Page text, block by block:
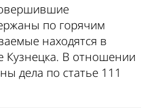
по горячим
находятся в
Кузнецка. В отношении
дела по статье 111